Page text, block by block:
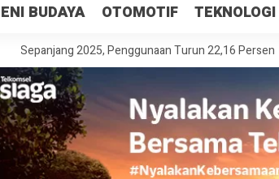
BUDAYA
OTOMOTIF TEKNOLOGI
2025, Penggunaan Turun 22,16 Persen Judul